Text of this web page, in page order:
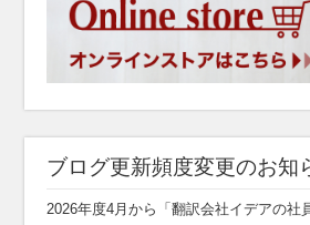
ブログ更新頻度変更のお知
2026年度4月から「翻訳会社イデアの社